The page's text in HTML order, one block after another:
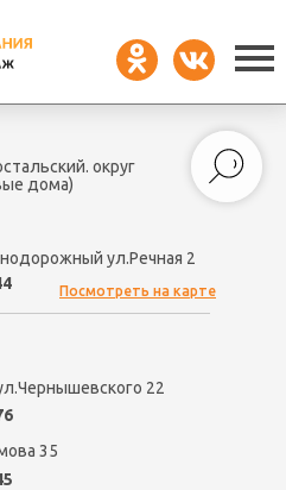
35
округ
дома)
22
ул.Речная 2
Посмотреть на карте